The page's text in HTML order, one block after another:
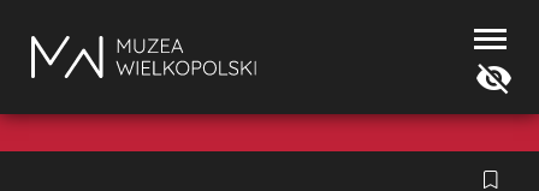
Muzea
Wielkopolski